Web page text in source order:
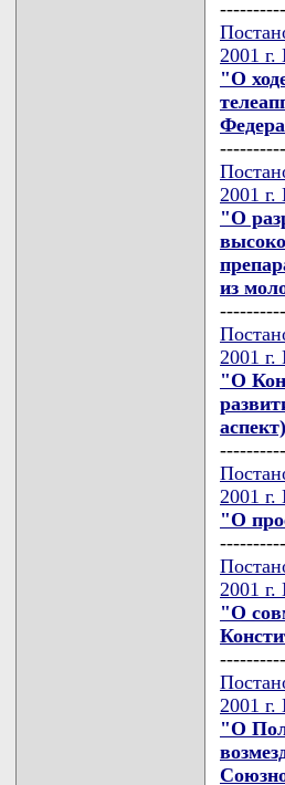
----------
2001
"О
----------
2001
"О
из
----------
2001
"О
----------
2001
"О
----------
2001
"О
----------
2001
"О